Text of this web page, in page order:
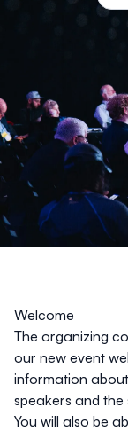
Welcome
The organizing
our new event
information
speakers and the
You will also be